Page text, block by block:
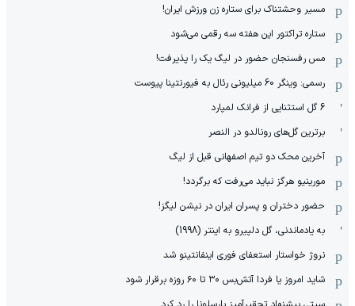
مسیر وحشتناک برای ستاره زن ورزش ایران!
ستاره تراکتور این هفته سه رقمی می‌شود
مس رفسنجان حضور در لیگ یک را پذیرفت!
رسمی: وینگر 60 میلیونی رئال به فیورنتینا پیوست
6 گل استثنایی از فرانک لمپارد
برترین گل‌های رونالدو در النصر
آخرین محک دو تیم اصفهانی قبل از لیگ
مورینیو هرگز نباید می‌رفت که برگردد!
حضور دختران و پسران ایران در نیشن لیگز!
به یادماندنی، گل دلپیرو به اینتر (1998)
نروژ خواستار استعفای فوری اینفانتینو شد
شاید امروز یا فردا آتش‌بس ۳۰ تا ۶۰ روزه برقرار شود